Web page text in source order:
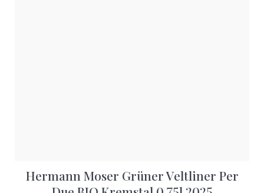
Hermann Moser Grüner Veltliner Per